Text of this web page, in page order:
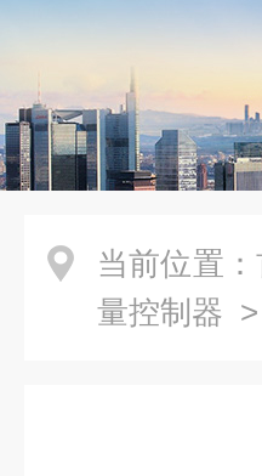
当前位置：
量控制器